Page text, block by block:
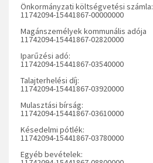
Önkormányzati költségvetési számla:
11742094-15441867-00000000
Magánszemélyek kommunális adója
11742094-15441867-02820000
Iparűzési adó:
11742094-15441867-03540000
Talajterhelési díj:
11742094-15441867-03920000
Mulasztási bírság:
11742094-15441867-03610000
Késedelmi pótlék:
11742094-15441867-03780000
Egyéb bevételek: